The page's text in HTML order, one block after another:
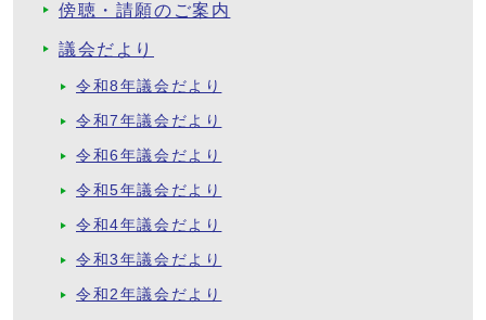
傍聴・請願のご案内
議会だより
令和8年議会だより
令和7年議会だより
令和6年議会だより
令和5年議会だより
令和4年議会だより
令和3年議会だより
令和2年議会だより